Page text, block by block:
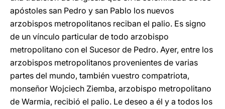
apóstoles san Pedro y san Pablo los nuevos
arzobispos metropolitanos reciban el palio. Es signo
de un vínculo particular de todo arzobispo
metropolitano con el Sucesor de Pedro. Ayer, entre los
arzobispos metropolitanos provenientes de varias
partes del mundo, también vuestro compatriota,
monseñor Wojciech Ziemba, arzobispo metropolitano
de Warmia, recibió el palio. Le deseo a él y a todos los